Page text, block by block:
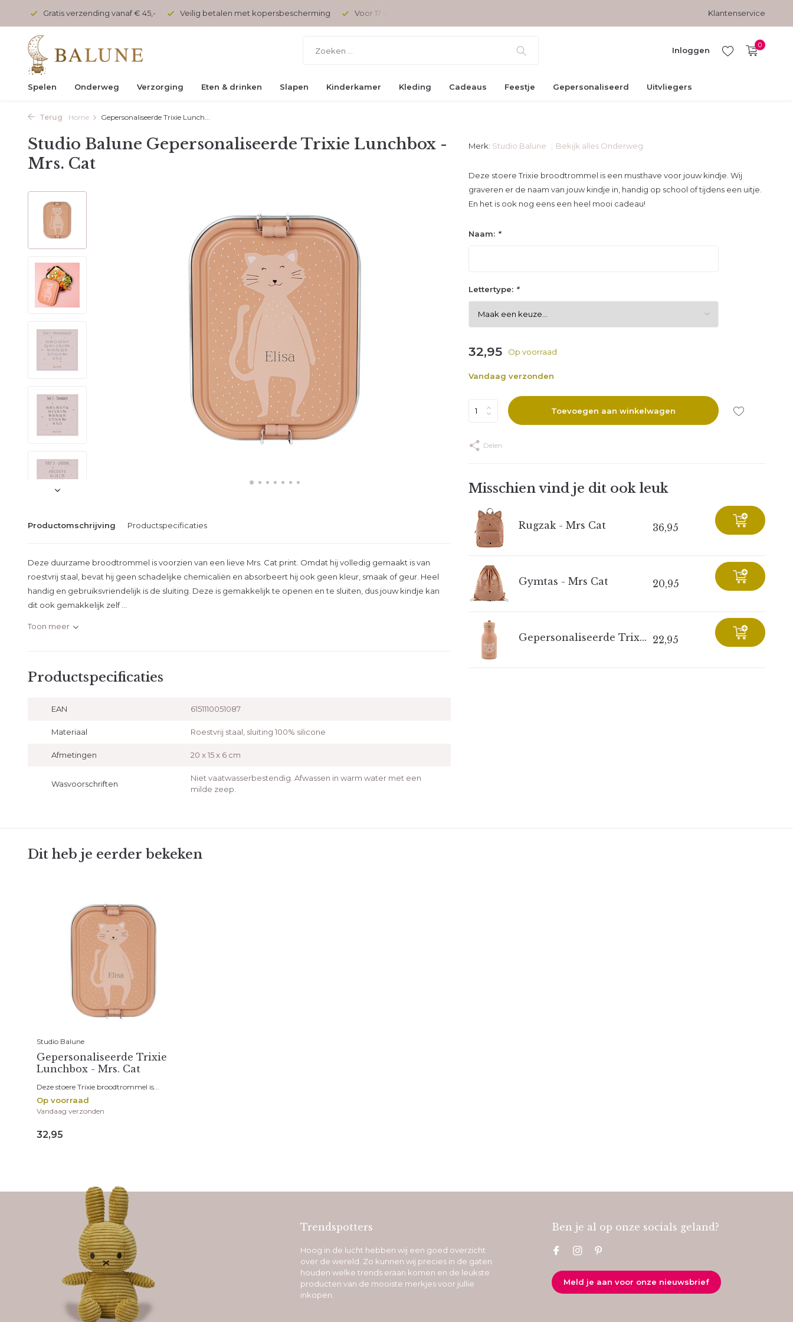
Gratis verzending vanaf € 45,- Veilig betalen met kopersbescherming Voor 17 uur besteld, vandaag verzonden Veilig betalen met
Klantenservice
Inloggen
0
Spelen Onderweg Verzorging Eten & drinken Slapen Kinderkamer Kleding Cadeaus Feestje Gepersonaliseerd Uitvliegers
Terug Home Gepersonaliseerde Trixie Lunch...
Studio Balune Gepersonaliseerde Trixie Lunchbox -
Mrs. Cat
Productomschrijving Productspecificaties
Deze duurzame broodtrommel is voorzien van een lieve Mrs. Cat print. Omdat hij volledig gemaakt is van
roestvrij staal, bevat hij geen schadelijke chemicaliën en absorbeert hij ook geen kleur, smaak of geur. Heel
handig en gebruiksvriendelijk is de sluiting. Deze is gemakkelijk te openen en te sluiten, dus jouw kindje kan
dit ook gemakkelijk zelf ...
Toon meer
Productspecificaties
EAN 6151110051087
Materiaal Roestvrij staal, sluiting 100% silicone
Afmetingen 20 x 15 x 6 cm
Wasvoorschriften
Niet vaatwasserbestendig. Afwassen in warm water met een
milde zeep.
Merk: Studio Balune Bekijk alles Onderweg
Deze stoere Trixie broodtrommel is een musthave voor jouw kindje. Wij
graveren er de naam van jouw kindje in, handig op school of tijdens een uitje.
En het is ook nog eens een heel mooi cadeau!
Naam: *
Lettertype: *
32,95 Op voorraad
Vandaag verzonden
Toevoegen aan winkelwagen
Delen
Misschien vind je dit ook leuk
Rugzak - Mrs Cat 36,95
Gymtas - Mrs Cat 20,95
Gepersonaliseerde Trix... 22,95
Dit heb je eerder bekeken
Studio Balune
Gepersonaliseerde Trixie
Lunchbox - Mrs. Cat
Deze stoere Trixie broodtrommel is...
Op voorraad
Vandaag verzonden
32,95
Trendspotters
Hoog in de lucht hebben wij een goed overzicht
over de wereld. Zo kunnen wij precies in de gaten
houden welke trends eraan komen en de leukste
producten van de mooiste merkjes voor jullie
inkopen.
Ben je al op onze socials geland?
Meld je aan voor onze nieuwsbrief